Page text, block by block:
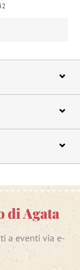
di Agata
a eventi via e-